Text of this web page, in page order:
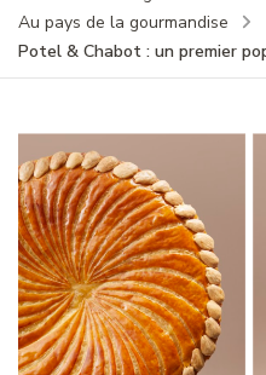
Au pays de la gourmandise
Potel & Chabot : un premier